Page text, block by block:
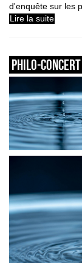
d'enquête sur les
Lire la suite
Philo-concert